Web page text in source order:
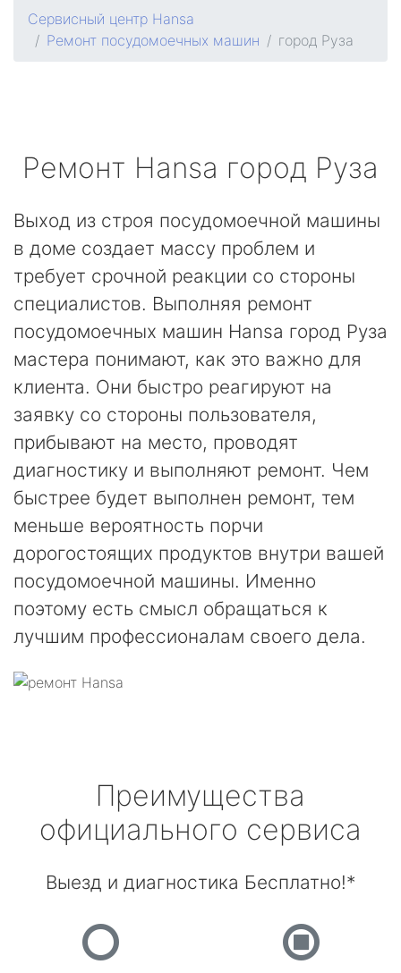
Сервисный центр Hansa
Ремонт посудомоечных машин
город Руза
Ремонт Hansa город Руза
Выход из строя посудомоечной машины
в доме создает массу проблем и
требует срочной реакции со стороны
специалистов. Выполняя ремонт
посудомоечных машин Hansa город Руза
мастера понимают, как это важно для
клиента. Они быстро реагируют на
заявку со стороны пользователя,
прибывают на место, проводят
диагностику и выполняют ремонт. Чем
быстрее будет выполнен ремонт, тем
меньше вероятность порчи
дорогостоящих продуктов внутри вашей
посудомоечной машины. Именно
поэтому есть смысл обращаться к
лучшим профессионалам своего дела.
Преимущества
официального сервиса
Выезд и диагностика Бесплатно!*